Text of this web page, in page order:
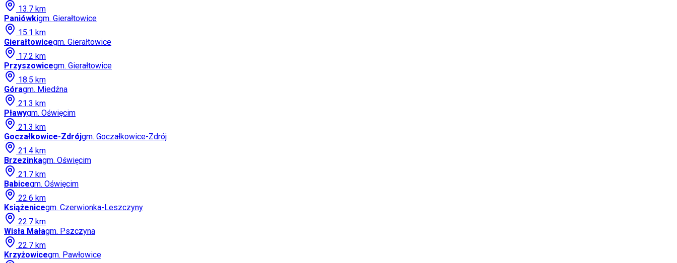
13.7 km
Paniówkigm. Gierałtowice
15.1 km
Gierałtowicegm. Gierałtowice
17.2 km
Przyszowicegm. Gierałtowice
18.5 km
Góragm. Miedźna
21.3 km
Pławygm. Oświęcim
21.3 km
Goczałkowice-Zdrójgm. Goczałkowice-Zdrój
21.4 km
Brzezinkagm. Oświęcim
21.7 km
Babicegm. Oświęcim
22.6 km
Książenicegm. Czerwionka-Leszczyny
22.7 km
Wisła Małagm. Pszczyna
22.7 km
Krzyżowicegm. Pawłowice